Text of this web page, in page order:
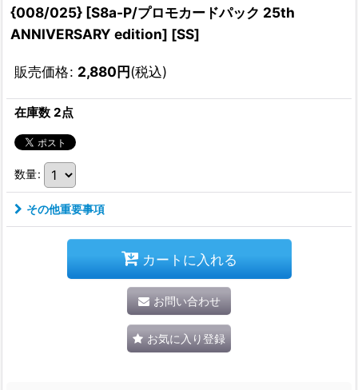
{008/025} [S8a-P/プロモカードパック 25th
ANNIVERSARY edition] [SS]
販売価格: 2,880円(税込)
在庫数 2点
数量:
その他重要事項
カートに入れる
お問い合わせ
お気に入り登録